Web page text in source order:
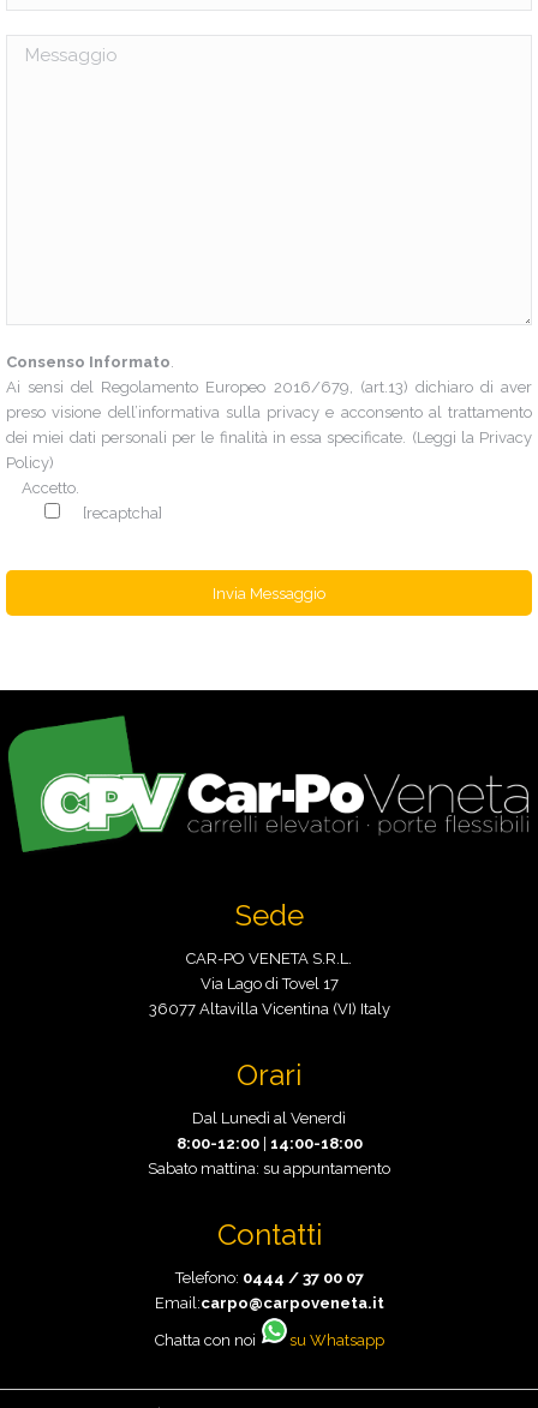
Consenso Informato
Ai sensi del Regolamento Europeo 2016/679, (art.13) dichiaro di aver
preso visione dell’informativa sulla privacy e acconsento al trattamento
dei miei dati personali per le finalità in essa specificate. (Leggi la Privacy
Policy)
Accetto.
[recaptcha]
Sede
CAR-PO VENETA S.R.L.
Via Lago di Tovel 17
36077 Altavilla Vicentina (VI) Italy
Orari
Dal Lunedì al Venerdì
8:00-12:00| 14:00-18:00
Sabato mattina: su appuntamento
Contatti
Telefono: 0444 / 37 00 07
Email:carpo@carpoveneta.it
Chatta con noi su Whatsapp